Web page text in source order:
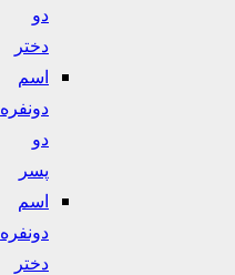
دو
دختر
اسم
دونفره
دو
پسر
اسم
دونفره
دختر